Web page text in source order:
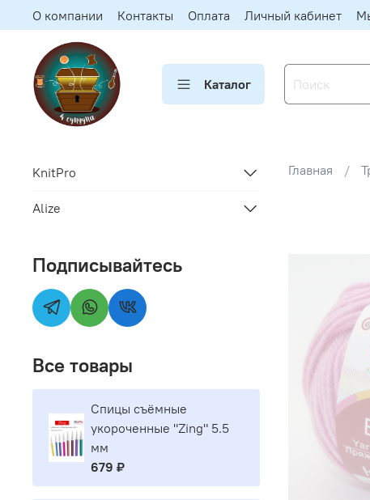
О компании Контакты Оплата Личный кабинет
Каталог
Главная
KnitPro
Alize
Подписывайтесь
Все товары
Спицы съёмные
укороченные "Zing" 5.5
мм
679 ₽